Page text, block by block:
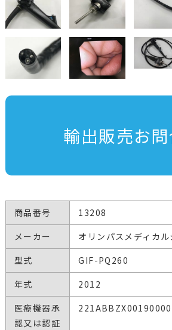
輸出販売お
商品番号
13208
メーカー
オリンパスメディカ
型式
GIF-PQ260
年式
2012
医療機器承
認又は認証
221ABBZX00190000